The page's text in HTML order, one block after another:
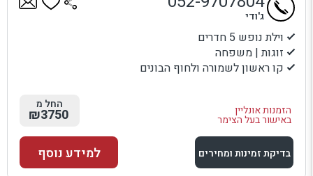
וילת נופש 5 חדרים
זוגות | משפחה
קו ראשון לשמורה ולחוף הבונים
הזמנות אונליין
באישור בעל הצימר
ג'ודי
החל מ
₪3750
בדיקת זמינות ומחירים למידע נוסף